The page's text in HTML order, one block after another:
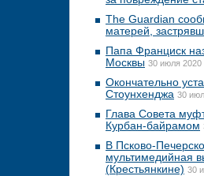
The Guardian
матерей,
Папа Франциск
Москвы 30 июля 2020
Окончательно
Стоунхенджа 30
Глава Совета
Курбан-байрамом
В Псково-
мультимедийная
(Крестьянкине) 30